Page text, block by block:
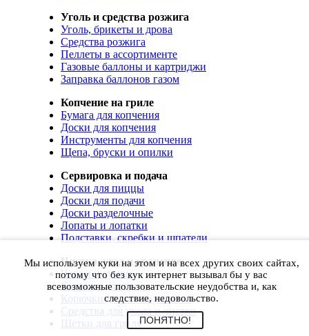
Уголь и средства розжига
Уголь, брикеты и дрова
Средства розжига
Пеллеты в ассортименте
Газовые баллоны и картриджи
Заправка баллонов газом
Копчение на гриле
Бумага для копчения
Доски для копчения
Инструменты для копчения
Щепа, бруски и опилки
Сервировка и подача
Доски для пиццы
Доски для подачи
Доски разделочные
Лопаты и лопатки
Подставки, скребки и шпатели
Чистка, уход и хранение
Чехлы и сумки
Коврики для гриля
Корючки для инструментов
Средства для ухода и чистки
Щетки для гриля
Мы используем куки на этом и на всех других своих сайтах,
потому что без кук интернет вызывал бы у вас
всевозможные пользовательские неудобства и, как
следствие, недовольство.
ПОНЯТНО!